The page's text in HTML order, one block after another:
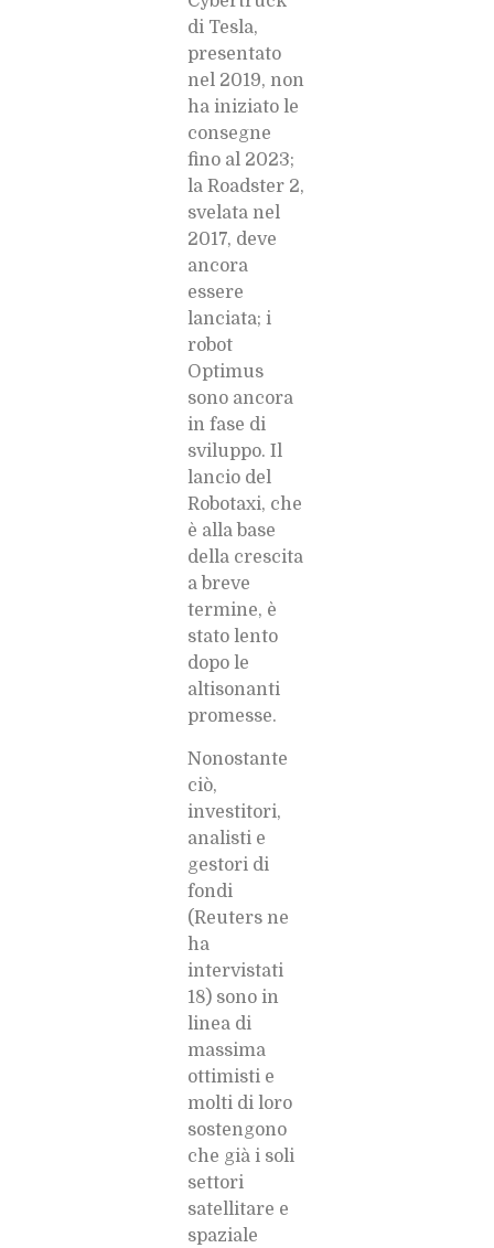
di Tesla,
presentato
nel 2019, non
ha iniziato le
consegne
fino al 2023;
la Roadster 2,
svelata nel
2017, deve
ancora
essere
lanciata; i
robot
Optimus
sono ancora
in fase di
sviluppo. Il
lancio del
Robotaxi, che
è alla base
della crescita
a breve
termine, è
stato lento
dopo le
altisonanti
promesse.
Nonostante
ciò,
investitori,
analisti e
gestori di
fondi
(Reuters ne
ha
intervistati
18) sono in
linea di
massima
ottimisti e
molti di loro
sostengono
che già i soli
settori
satellitare e
spaziale